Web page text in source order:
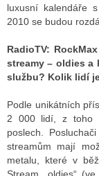
luxusní kalendáře
2010 se budou
RadioTV:
streamy – oldies a
službu? Kolik lidí
Podle unikátních
2 000 lidí, z toho
poslech.
streamům mají
metalu, které v